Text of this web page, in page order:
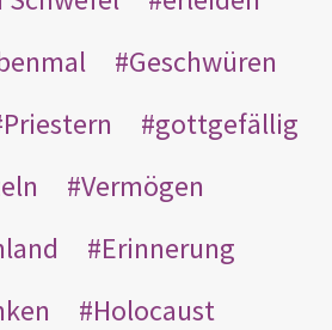
Geschwüren
Priestern
gottgefällig
Vermögen
Erinnerung
Holocaust